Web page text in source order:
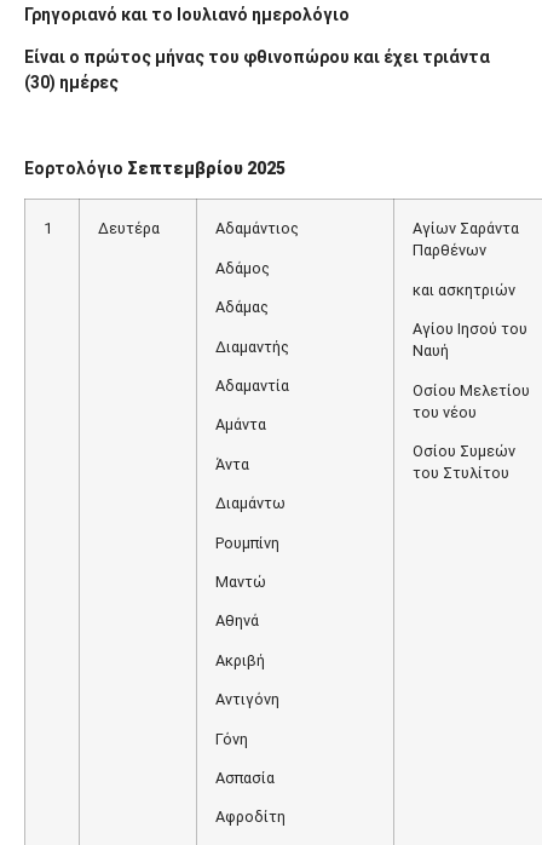
Γρηγοριανό και το Ιουλιανό ημερολόγιο
Είναι ο πρώτος μήνας του φθινοπώρου και έχει τριάντα
(30) ημέρες
Εορτολόγιο Σεπτεμβρίου 2025
1 Δευτέρα Αδαμάντιος
Αδάμος
Αδάμας
Διαμαντής
Αδαμαντία
Αμάντα
Άντα
Διαμάντω
Ρουμπίνη
Μαντώ
Αθηνά
Ακριβή
Αντιγόνη
Γόνη
Ασπασία
Αφροδίτη
Αγίων Σαράντα
Παρθένων
και ασκητριών
Αγίου Ιησού του
Ναυή
Οσίου Μελετίου
του νέου
Οσίου Συμεών
του Στυλίτου